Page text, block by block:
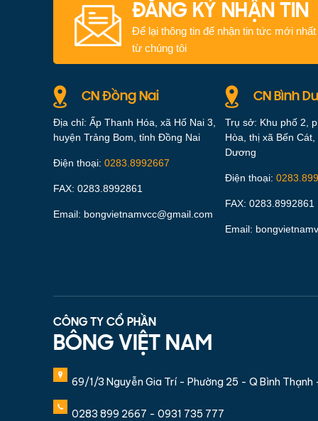
ĐĂNG KÝ NHẬN TIN
Để lại thông tin để nhận tin tức mới nhất
từ chúng tôi
CN Đồng Nai
Địa chỉ: Ấp Thanh Hóa, xã Hố Nai 3,
huyện Trảng Bom, tỉnh Đồng Nai
Điện thoại: 0283.8992667
FAX: 0283.8992861
Email: bongvietnamvcc@gmail.com
CN Bình
Trụ sở: Khu phố 2,
Hòa, thị xã Bến
Dương
Điện thoại:
FAX: 0283.8992861
Email:
CÔNG TY CỔ PHẦN
BÔNG VIỆT NAM
69/1/3 Nguyễn Gia Trí - Phường 25 - Q Bình Thạnh
0283 899 2667 - 0931 735 777